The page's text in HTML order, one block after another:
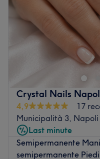
Crystal Nails
4,9
17
Municipalità 3, Napoli
Last minute
Semipermanente
semipermanente Piedi